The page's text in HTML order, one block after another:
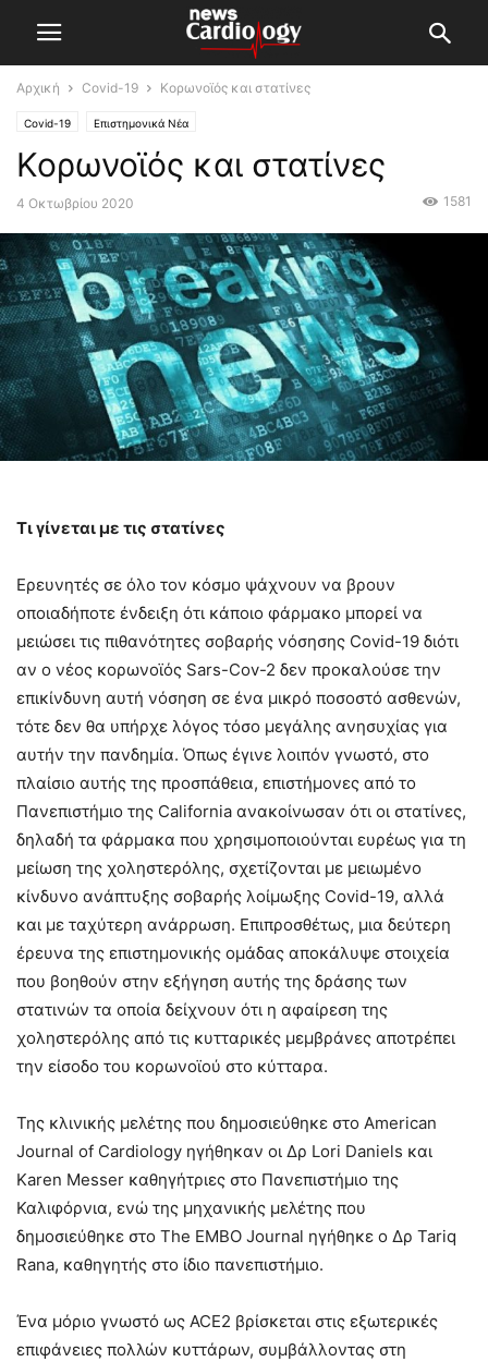
Αρχική Covid-19 Κορωνοϊός και στατίνες
Covid-19 Επιστημονικά Νέα
Κορωνοϊός και στατίνες
4 Οκτωβρίου 2020 1581
Τι γίνεται με τις στατίνες
Ερευνητές σε όλο τον κόσμο ψάχνουν να βρουν
οποιαδήποτε ένδειξη ότι κάποιο φάρμακο μπορεί να
μειώσει τις πιθανότητες σοβαρής νόσησης Covid-19 διότι
αν ο νέος κορωνοϊός Sars-Cov-2 δεν προκαλούσε την
επικίνδυνη αυτή νόσηση σε ένα μικρό ποσοστό ασθενών,
τότε δεν θα υπήρχε λόγος τόσο μεγάλης ανησυχίας για
αυτήν την πανδημία. Όπως έγινε λοιπόν γνωστό, στο
πλαίσιο αυτής της προσπάθεια, επιστήμονες από το
Πανεπιστήμιο της California ανακοίνωσαν ότι οι στατίνες,
δηλαδή τα φάρμακα που χρησιμοποιούνται ευρέως για τη
μείωση της χοληστερόλης, σχετίζονται με μειωμένο
κίνδυνο ανάπτυξης σοβαρής λοίμωξης Covid-19, αλλά
και με ταχύτερη ανάρρωση. Επιπροσθέτως, μια δεύτερη
έρευνα της επιστημονικής ομάδας αποκάλυψε στοιχεία
που βοηθούν στην εξήγηση αυτής της δράσης των
στατινών τα οποία δείχνουν ότι η αφαίρεση της
χοληστερόλης από τις κυτταρικές μεμβράνες αποτρέπει
την είσοδο του κορωνοϊού στο κύτταρα.
Της κλινικής μελέτης που δημοσιεύθηκε στο American
Journal of Cardiology ηγήθηκαν οι Δρ Lori Daniels και
Karen Messer καθηγήτριες στο Πανεπιστήμιο της
Καλιφόρνια, ενώ της μηχανικής μελέτης που
δημοσιεύθηκε στο The EMBO Journal ηγήθηκε ο Δρ Tariq
Rana, καθηγητής στο ίδιο πανεπιστήμιο.
Ένα μόριο γνωστό ως ACE2 βρίσκεται στις εξωτερικές
επιφάνειες πολλών κυττάρων, συμβάλλοντας στη